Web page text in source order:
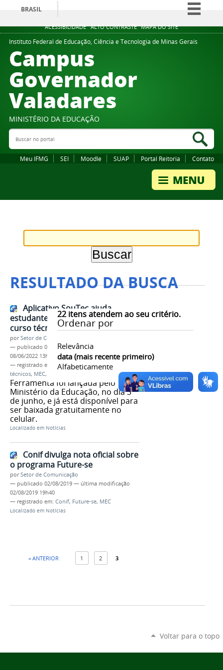
ACESSIBILIDADE ALTO CONTRASTE MAPA DO SITE
BRASIL
Simplifique!
Comunica BR
Instituto Federal de Educação, Ciência e Tecnologia de Minas Gerais
Campus
Governador
Valadares
MINISTÉRIO DA EDUCAÇÃO
Buscar no portal
Meu IFMG SEI Moodle SUAP Portal Reitoria Contato
RESULTADO DA BUSCA
22itens atendem ao seu critério.
Ordenar por
Relevância
data (mais recente primeiro)
Alfabeticamente
Aplicativo SouTec ajuda
estudantes na escolha de um
curso técnico
porSetor de Comunicação
— publicado 08/06/2022—última modificação
08/06/2022 13h22
— registrado em:
aplicativo SouTec,cursos
técnicos, MEC,
Ferramenta foi lançada pelo
Ministério da Educação, no dia 3
de junho, e já está disponível para
ser baixada gratuitamente no
celular.
Localizado em Notícias
Conif divulga nota oficial sobre
o programa Future-se
porSetor de Comunicação
— publicado 02/08/2019 — última modificação
02/08/2019 19h40
— registrado em: Conif, Future-se, MEC
Localizado em Notícias
« ANTERIOR 1 2 3
Voltar para o topo